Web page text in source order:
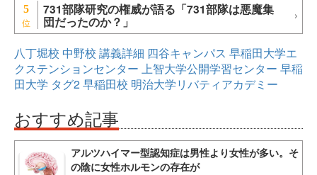
5 731部隊研究の権威が語る「731部隊は悪魔集
団だったのか？」
八丁堀校 中野校 講義詳細 四谷キャンパス 早稲田大学エ
クステンションセンター 上智大学公開学習センター 早稲
田大学 タグ2早稲田校 明治大学リバティアカデミー
おすすめ記事
アルツハイマー型認知症は男性より女性が多い。そ
の陰に女性ホルモンの存在が